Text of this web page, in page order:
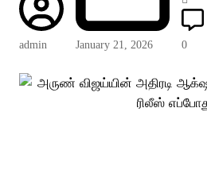
admin January 21, 2026 0